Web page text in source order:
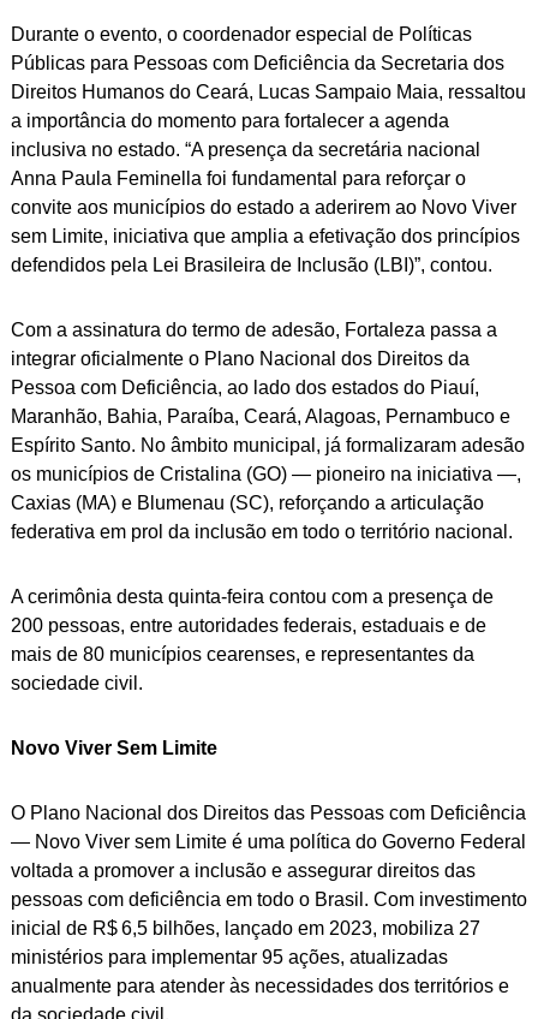
Durante o evento, o coordenador especial de Políticas
Públicas para Pessoas com Deficiência da Secretaria dos
Direitos Humanos do Ceará, Lucas Sampaio Maia, ressaltou
a importância do momento para fortalecer a agenda
inclusiva no estado. “A presença da secretária nacional
Anna Paula Feminella foi fundamental para reforçar o
convite aos municípios do estado a aderirem ao Novo Viver
sem Limite, iniciativa que amplia a efetivação dos princípios
defendidos pela Lei Brasileira de Inclusão (LBI)”, contou.
Com a assinatura do termo de adesão, Fortaleza passa a
integrar oficialmente o Plano Nacional dos Direitos da
Pessoa com Deficiência, ao lado dos estados do Piauí,
Maranhão, Bahia, Paraíba, Ceará, Alagoas, Pernambuco e
Espírito Santo. No âmbito municipal, já formalizaram adesão
os municípios de Cristalina (GO) — pioneiro na iniciativa —,
Caxias (MA) e Blumenau (SC), reforçando a articulação
federativa em prol da inclusão em todo o território nacional.
A cerimônia desta quinta-feira contou com a presença de
200 pessoas, entre autoridades federais, estaduais e de
mais de 80 municípios cearenses, e representantes da
sociedade civil.
Novo Viver Sem Limite
O Plano Nacional dos Direitos das Pessoas com Deficiência
— Novo Viver sem Limite é uma política do Governo Federal
voltada a promover a inclusão e assegurar direitos das
pessoas com deficiência em todo o Brasil. Com investimento
inicial de R$ 6,5 bilhões, lançado em 2023, mobiliza 27
ministérios para implementar 95 ações, atualizadas
anualmente para atender às necessidades dos territórios e
da sociedade civil.